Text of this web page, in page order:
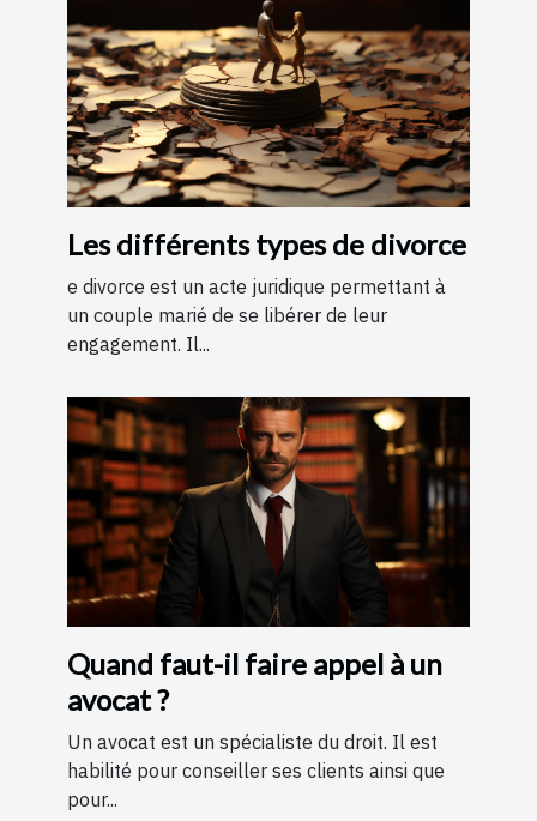
Les différents types de divorce
e divorce est un acte juridique permettant à
un couple marié de se libérer de leur
engagement. Il...
Quand faut-il faire appel à un
avocat ?
Un avocat est un spécialiste du droit. Il est
habilité pour conseiller ses clients ainsi que
pour...